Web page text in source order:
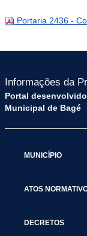
Portaria 2436 -
Informações da
Portal
Municipal de Bagé
MUNICÍPIO
ATOS
DECRETOS